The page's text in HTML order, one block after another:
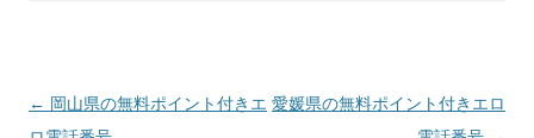
投
← 岡山県の無料ポイント付きエ 愛媛県の無料ポイント付きエロ